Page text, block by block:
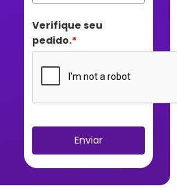
Verifique seu
pedido.*
Enviar